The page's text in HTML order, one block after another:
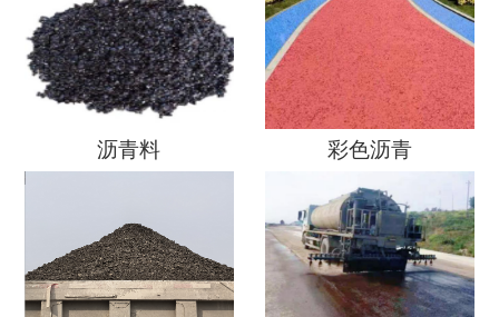
沥青料 彩色沥青